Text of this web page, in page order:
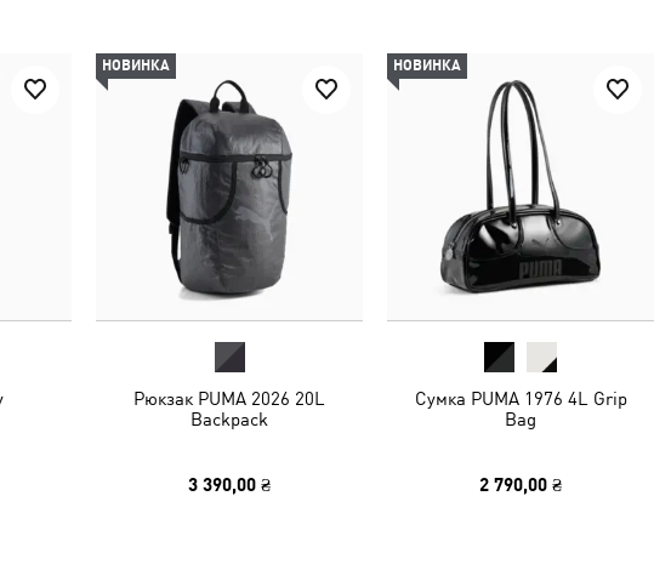
НОВИНКА
Рюкзак PUMA 2026 20L
Backpack
3 390,00 ₴
НОВИНКА
Сумка PUMA 1976 4L Grip
Bag
2 790,00 ₴